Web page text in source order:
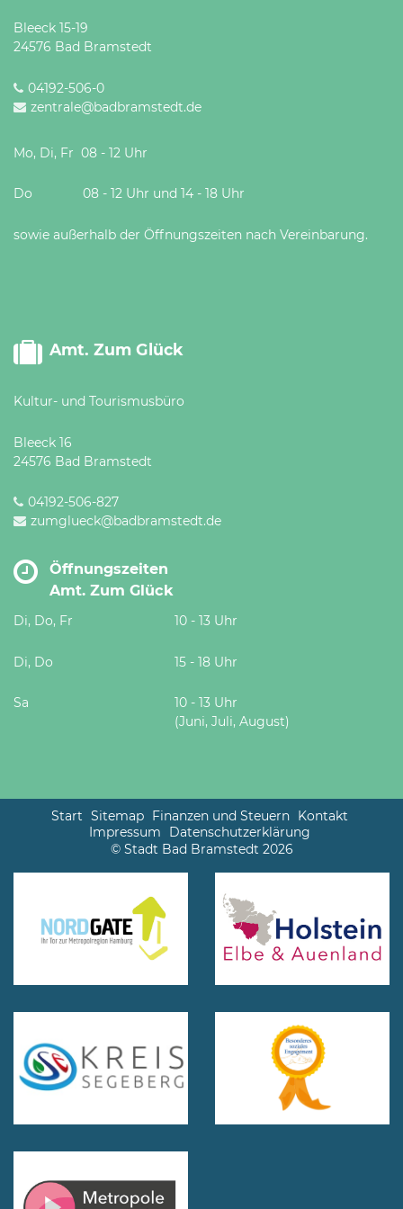
nach
Vereinbarung.
Bleeck 15-19
24576 Bad Bramstedt
04192-506-0
zentrale@badbramstedt.de
Mo, Di, Fr 08 - 12 Uhr
Do 08 - 12 Uhr und 14 - 18 Uhr
sowie außerhalb der Öffnungszeiten nach Vereinbarung.
Amt. Zum Glück
Kultur- und Tourismusbüro
Bleeck 16
24576 Bad Bramstedt
04192-506-827
zumglueck@badbramstedt.de
Öffnungszeiten
Amt. Zum Glück
Di, Do, Fr 10 - 13 Uhr
Di, Do 15 - 18 Uhr
Sa
10 - 13 Uhr
(Juni, Juli, August)
Start Sitemap Finanzen und Steuern Kontakt
Impressum
Datenschutzerklärung
© Stadt Bad Bramstedt 2026